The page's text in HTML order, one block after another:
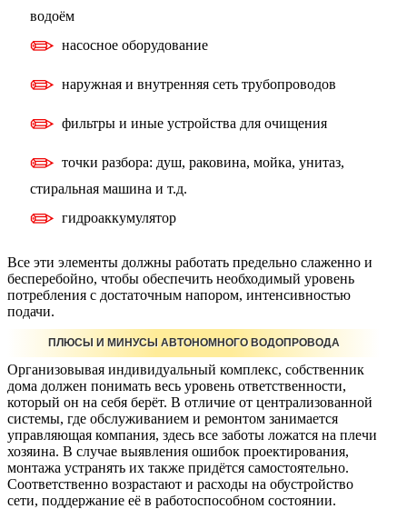
водоём
насосное оборудование
наружная и внутренняя сеть трубопроводов
фильтры и иные устройства для очищения
точки разбора: душ, раковина, мойка, унитаз,
стиральная машина и т.д.
гидроаккумулятор
Все эти элементы должны работать предельно слаженно и
бесперебойно, чтобы обеспечить необходимый уровень
потребления с достаточным напором, интенсивностью
подачи.
ПЛЮСЫ И МИНУСЫ АВТОНОМНОГО ВОДОПРОВОДА
Организовывая индивидуальный комплекс, собственник
дома должен понимать весь уровень ответственности,
который он на себя берёт. В отличие от централизованной
системы, где обслуживанием и ремонтом занимается
управляющая компания, здесь все заботы ложатся на плечи
хозяина. В случае выявления ошибок проектирования,
монтажа устранять их также придётся самостоятельно.
Соответственно возрастают и расходы на обустройство
сети, поддержание её в работоспособном состоянии.